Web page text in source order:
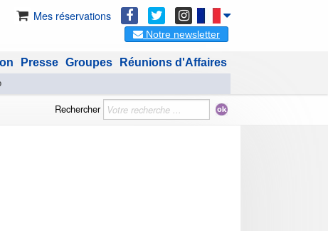
Mes réservations
Notre newsletter
Réunions d'Affaires
Groupes
Presse
Rechercher